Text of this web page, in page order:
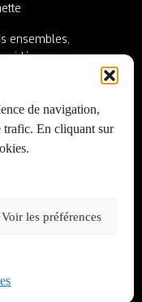
de navigation,
trafic. En cliquant sur
Voir les préférences
ensembles,
idées